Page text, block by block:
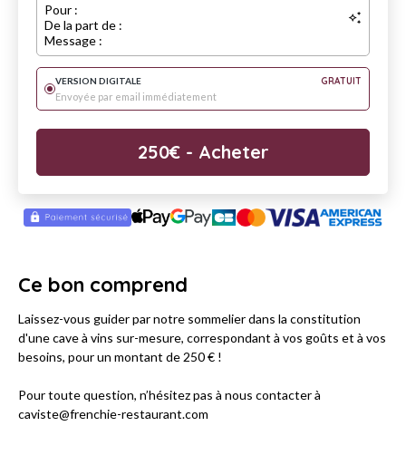
Pour :
De la part de :
Message :
VERSION DIGITALE
GRATUIT
Envoyée par email immédiatement
250€- Acheter
Ce bon comprend
Laissez-vous guider par notre sommelier dans la constitution
d'une cave à vins sur-mesure, correspondant à vos goûts et à vos
besoins, pour un montant de 250 € !
Pour toute question, n’hésitez pas à nous contacter à
caviste@frenchie-restaurant.com